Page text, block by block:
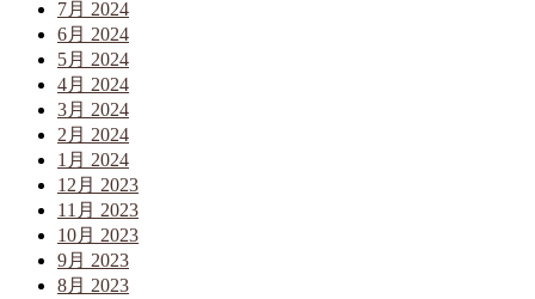
7月 2024
6月 2024
5月 2024
4月 2024
3月 2024
2月 2024
1月 2024
12月 2023
11月 2023
10月 2023
9月 2023
8月 2023